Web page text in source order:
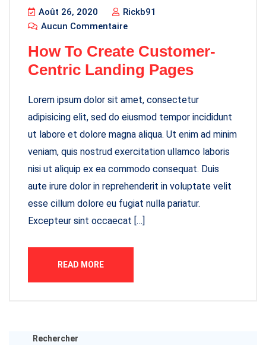
Août 26, 2020
Rickb91
Aucun Commentaire
How To Create Customer-
Centric Landing Pages
Lorem ipsum dolor sit amet, consectetur
adipisicing elit, sed do eiusmod tempor incididunt
ut labore et dolore magna aliqua. Ut enim ad minim
veniam, quis nostrud exercitation ullamco laboris
nisi ut aliquip ex ea commodo consequat. Duis
aute irure dolor in reprehenderit in voluptate velit
esse cillum dolore eu fugiat nulla pariatur.
Excepteur sint occaecat […]
READ MORE
Rechercher